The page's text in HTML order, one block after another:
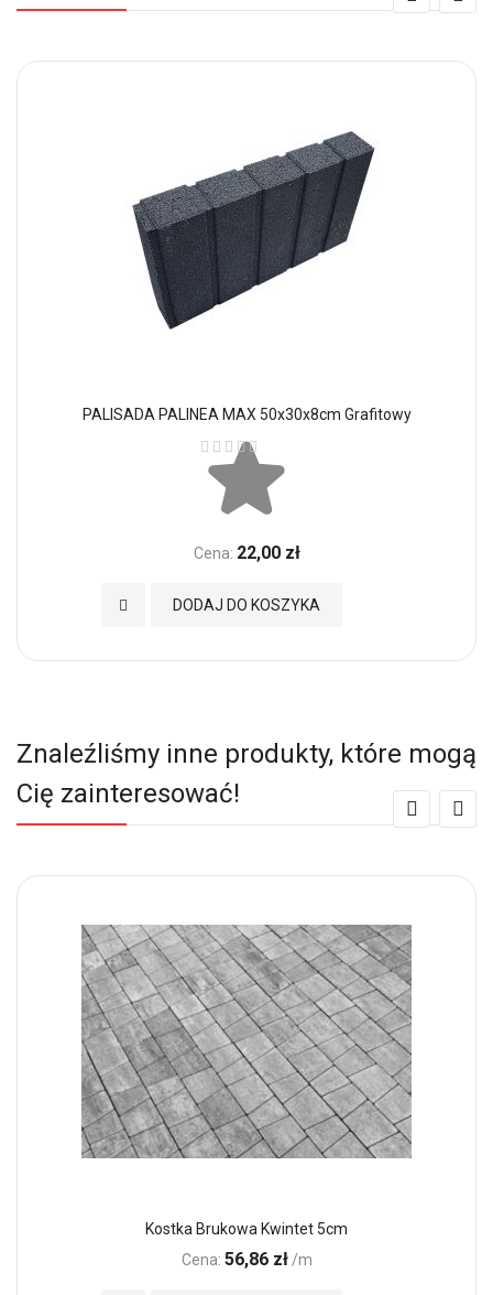
PALISADA PALINEA MAX 50x30x8cm Grafitowy
Ocena:
Cena: 22,00 zł
DODAJ DO KOSZYKA
Dodaj do Ulubionych
Znaleźliśmy inne produkty, które mogą
Cię zainteresować!
Kostka Brukowa Kwintet 5cm
Cena: 56,86 zł /m